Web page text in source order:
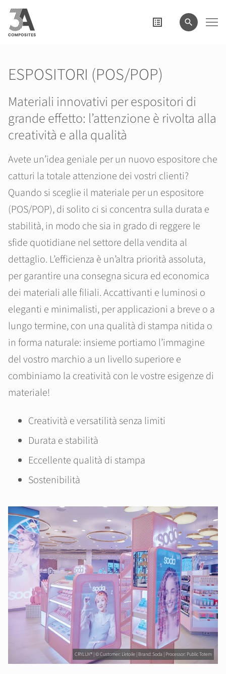
il
termine
di
ESPOSITORI (POS/POP)
Materiali innovativi per espositori di
grande effetto: l’attenzione è rivolta alla
creatività e alla qualità
Avete un’idea geniale per un nuovo espositore che
catturi la totale attenzione dei vostri clienti?
Quando si sceglie il materiale per un espositore
(POS/POP), di solito ci si concentra sulla durata e
stabilità, in modo che sia in grado di reggere le
sfide quotidiane nel settore della vendita al
dettaglio. L’efficienza è un’altra priorità assoluta,
per garantire una consegna sicura ed economica
dei materiali alle filiali. Accattivanti e luminosi o
eleganti e minimalisti, per applicazioni a breve o a
lungo termine, con una qualità di stampa nitida o
in forma naturale: insieme portiamo l’immagine
del vostro marchio a un livello superiore e
combiniamo la creatività con le vostre esigenze di
materiale!
Creatività e versatilità senza limiti
Durata e stabilità
Eccellente qualità di stampa
Sostenibilità
CRYLUX® | © Customer: L’etoile | Brand: Soda | Processor: Public Totem